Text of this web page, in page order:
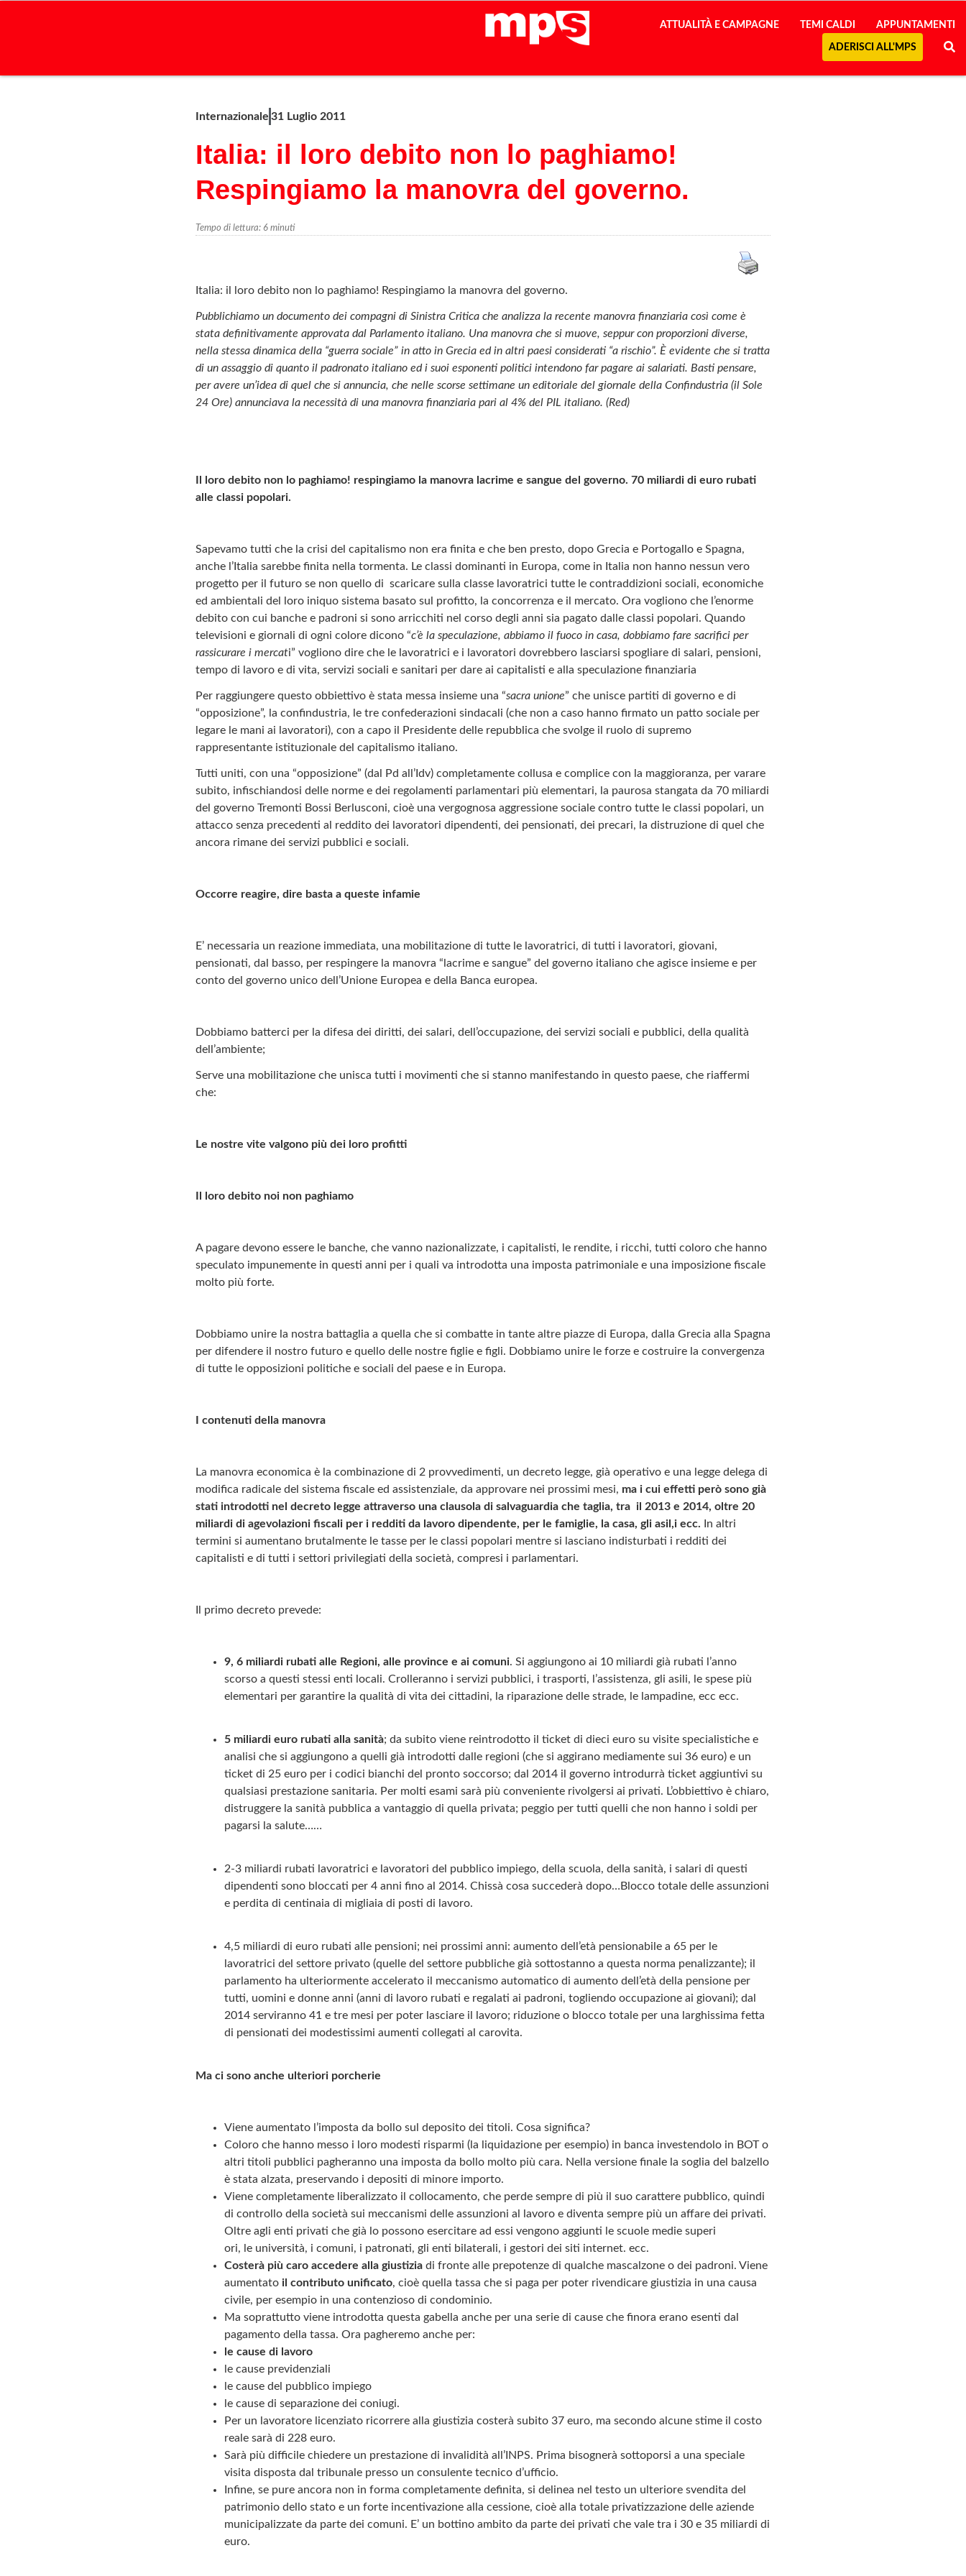
ATTUALITÀ E CAMPAGNE TEMI CALDI APPUNTAMENTI
ADERISCI ALL'MPS
Internazionale 31 Luglio 2011
Italia: il loro debito non lo paghiamo!
Respingiamo la manovra del governo.
Tempo di lettura: 6 minuti
Italia: il loro debito non lo paghiamo! Respingiamo la manovra del governo.
Pubblichiamo un documento dei compagni di Sinistra Critica che analizza la recente manovra finanziaria così come è
stata definitivamente approvata dal Parlamento italiano. Una manovra che si muove, seppur con proporzioni diverse,
nella stessa dinamica della “guerra sociale” in atto in Grecia ed in altri paesi considerati “a rischio”. È evidente che si tratta
di un assaggio di quanto il padronato italiano ed i suoi esponenti politici intendono far pagare ai salariati. Basti pensare,
per avere un’idea di quel che si annuncia, che nelle scorse settimane un editoriale del giornale della Confindustria (il Sole
24 Ore) annunciava la necessità di una manovra finanziaria pari al 4% del PIL italiano. (Red)
Il loro debito non lo paghiamo! respingiamo la manovra lacrime e sangue del governo. 70 miliardi di euro rubati
alle classi popolari.
Sapevamo tutti che la crisi del capitalismo non era finita e che ben presto, dopo Grecia e Portogallo e Spagna,
anche l’Italia sarebbe finita nella tormenta. Le classi dominanti in Europa, come in Italia non hanno nessun vero
progetto per il futuro se non quello di scaricare sulla classe lavoratrici tutte le contraddizioni sociali, economiche
ed ambientali del loro iniquo sistema basato sul profitto, la concorrenza e il mercato. Ora vogliono che l’enorme
debito con cui banche e padroni si sono arricchiti nel corso degli anni sia pagato dalle classi popolari. Quando
televisioni e giornali di ogni colore dicono “c’è la speculazione, abbiamo il fuoco in casa, dobbiamo fare sacrifici per
rassicurare i mercati” vogliono dire che le lavoratrici e i lavoratori dovrebbero lasciarsi spogliare di salari, pensioni,
tempo di lavoro e di vita, servizi sociali e sanitari per dare ai capitalisti e alla speculazione finanziaria
Per raggiungere questo obbiettivo è stata messa insieme una “sacra unione” che unisce partiti di governo e di
“opposizione”, la confindustria, le tre confederazioni sindacali (che non a caso hanno firmato un patto sociale per
legare le mani ai lavoratori), con a capo il Presidente delle repubblica che svolge il ruolo di supremo
rappresentante istituzionale del capitalismo italiano.
Tutti uniti, con una “opposizione” (dal Pd all’Idv) completamente collusa e complice con la maggioranza, per varare
subito, infischiandosi delle norme e dei regolamenti parlamentari più elementari, la paurosa stangata da 70 miliardi
del governo Tremonti Bossi Berlusconi, cioè una vergognosa aggressione sociale contro tutte le classi popolari, un
attacco senza precedenti al reddito dei lavoratori dipendenti, dei pensionati, dei precari, la distruzione di quel che
ancora rimane dei servizi pubblici e sociali.
Occorre reagire, dire basta a queste infamie
E’ necessaria un reazione immediata, una mobilitazione di tutte le lavoratrici, di tutti i lavoratori, giovani,
pensionati, dal basso, per respingere la manovra “lacrime e sangue” del governo italiano che agisce insieme e per
conto del governo unico dell’Unione Europea e della Banca europea.
Dobbiamo batterci per la difesa dei diritti, dei salari, dell’occupazione, dei servizi sociali e pubblici, della qualità
dell’ambiente;
Serve una mobilitazione che unisca tutti i movimenti che si stanno manifestando in questo paese, che riaffermi
che:
Le nostre vite valgono più dei loro profitti
Il loro debito noi non paghiamo
A pagare devono essere le banche, che vanno nazionalizzate, i capitalisti, le rendite, i ricchi, tutti coloro che hanno
speculato impunemente in questi anni per i quali va introdotta una imposta patrimoniale e una imposizione fiscale
molto più forte.
Dobbiamo unire la nostra battaglia a quella che si combatte in tante altre piazze di Europa, dalla Grecia alla Spagna
per difendere il nostro futuro e quello delle nostre figlie e figli. Dobbiamo unire le forze e costruire la convergenza
di tutte le opposizioni politiche e sociali del paese e in Europa.
I contenuti della manovra
La manovra economica è la combinazione di 2 provvedimenti, un decreto legge, già operativo e una legge delega di
modifica radicale del sistema fiscale ed assistenziale, da approvare nei prossimi mesi, ma i cui effetti però sono già
stati introdotti nel decreto legge attraverso una clausola di salvaguardia che taglia, tra il 2013 e 2014, oltre 20
miliardi di agevolazioni fiscali per i redditi da lavoro dipendente, per le famiglie, la casa, gli asil,i ecc. In altri
termini si aumentano brutalmente le tasse per le classi popolari mentre si lasciano indisturbati i redditi dei
capitalisti e di tutti i settori privilegiati della società, compresi i parlamentari.
Il primo decreto prevede:
9, 6 miliardi rubati alle Regioni, alle province e ai comuni. Si aggiungono ai 10 miliardi già rubati l’anno
scorso a questi stessi enti locali. Crolleranno i servizi pubblici, i trasporti, l’assistenza, gli asili, le spese più
elementari per garantire la qualità di vita dei cittadini, la riparazione delle strade, le lampadine, ecc ecc.
5 miliardi euro rubati alla sanità; da subito viene reintrodotto il ticket di dieci euro su visite specialistiche e
analisi che si aggiungono a quelli già introdotti dalle regioni (che si aggirano mediamente sui 36 euro) e un
ticket di 25 euro per i codici bianchi del pronto soccorso; dal 2014 il governo introdurrà ticket aggiuntivi su
qualsiasi prestazione sanitaria. Per molti esami sarà più conveniente rivolgersi ai privati. L’obbiettivo è chiaro,
distruggere la sanità pubblica a vantaggio di quella privata; peggio per tutti quelli che non hanno i soldi per
pagarsi la salute……
2-3 miliardi rubati lavoratrici e lavoratori del pubblico impiego, della scuola, della sanità, i salari di questi
dipendenti sono bloccati per 4 anni fino al 2014. Chissà cosa succederà dopo…Blocco totale delle assunzioni
e perdita di centinaia di migliaia di posti di lavoro.
4,5 miliardi di euro rubati alle pensioni; nei prossimi anni: aumento dell’età pensionabile a 65 per le
lavoratrici del settore privato (quelle del settore pubbliche già sottostanno a questa norma penalizzante); il
parlamento ha ulteriormente accelerato il meccanismo automatico di aumento dell’età della pensione per
tutti, uomini e donne anni (anni di lavoro rubati e regalati ai padroni, togliendo occupazione ai giovani); dal
2014 serviranno 41 e tre mesi per poter lasciare il lavoro; riduzione o blocco totale per una larghissima fetta
di pensionati dei modestissimi aumenti collegati al carovita.
Ma ci sono anche ulteriori porcherie
Viene aumentato l’imposta da bollo sul deposito dei titoli. Cosa significa?
Coloro che hanno messo i loro modesti risparmi (la liquidazione per esempio) in banca investendolo in BOT o
altri titoli pubblici pagheranno una imposta da bollo molto più cara. Nella versione finale la soglia del balzello
è stata alzata, preservando i depositi di minore importo.
Viene completamente liberalizzato il collocamento, che perde sempre di più il suo carattere pubblico, quindi
di controllo della società sui meccanismi delle assunzioni al lavoro e diventa sempre più un affare dei privati.
Oltre agli enti privati che già lo possono esercitare ad essi vengono aggiunti le scuole medie superi
ori, le università, i comuni, i patronati, gli enti bilaterali, i gestori dei siti internet. ecc.
Costerà più caro accedere alla giustizia di fronte alle prepotenze di qualche mascalzone o dei padroni. Viene
aumentato il contributo unificato, cioè quella tassa che si paga per poter rivendicare giustizia in una causa
civile, per esempio in una contenzioso di condominio.
Ma soprattutto viene introdotta questa gabella anche per una serie di cause che finora erano esenti dal
pagamento della tassa. Ora pagheremo anche per:
le cause di lavoro
le cause previdenziali
le cause del pubblico impiego
le cause di separazione dei coniugi.
Per un lavoratore licenziato ricorrere alla giustizia costerà subito 37 euro, ma secondo alcune stime il costo
reale sarà di 228 euro.
Sarà più difficile chiedere un prestazione di invalidità all’INPS. Prima bisognerà sottoporsi a una speciale
visita disposta dal tribunale presso un consulente tecnico d’ufficio.
Infine, se pure ancora non in forma completamente definita, si delinea nel testo un ulteriore svendita del
patrimonio dello stato e un forte incentivazione alla cessione, cioè alla totale privatizzazione delle aziende
municipalizzate da parte dei comuni. E’ un bottino ambito da parte dei privati che vale tra i 30 e 35 miliardi di
euro.